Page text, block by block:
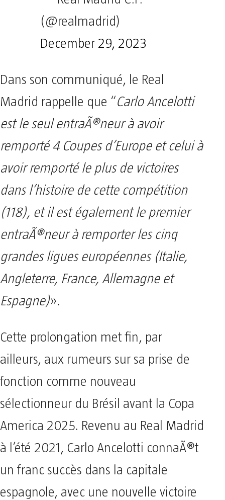
(@realmadrid)
December 29, 2023
Dans son communiqué, le Real
Madrid rappelle que “Carlo Ancelotti
est le seul entraÃ®neur à avoir
remporté 4 Coupes d’Europe et celui à
avoir remporté le plus de victoires
dans l’histoire de cette compétition
(118), et il est également le premier
entraÃ®neur à remporter les cinq
grandes ligues européennes (Italie,
Angleterre, France, Allemagne et
Espagne)».
Cette prolongation met fin, par
ailleurs, aux rumeurs sur sa prise de
fonction comme nouveau
sélectionneur du Brésil avant la Copa
America 2025. Revenu au Real Madrid
à l’été 2021, Carlo Ancelotti connaÃ®t
un franc succès dans la capitale
espagnole, avec une nouvelle victoire